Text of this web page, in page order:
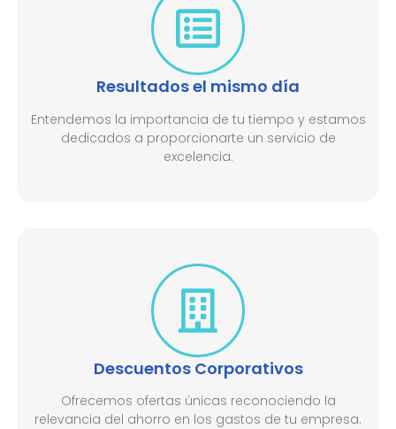
Resultados el mismo día
Entendemos la importancia de tu tiempo y estamos
dedicados a proporcionarte un servicio de
excelencia.
Descuentos Corporativos
Ofrecemos ofertas únicas reconociendo la
relevancia del ahorro en los gastos de tu empresa.